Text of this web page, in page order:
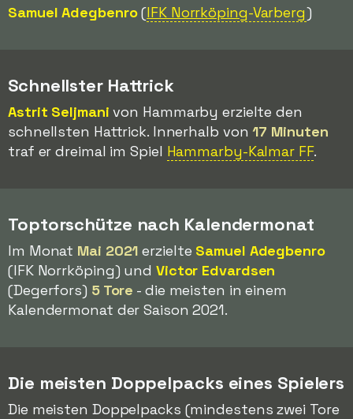
Samuel Adegbenro(IFK Norrköping-Varberg)
Schnellster Hattrick
Astrit Seljmani von Hammarby erzielte den
schnellsten Hattrick. Innerhalb von17 Minuten
traf er dreimal im Spiel Hammarby-Kalmar FF.
Toptorschütze nach Kalendermonat
Im Monat Mai 2021 erzielte Samuel Adegbenro
(IFK Norrköping) und Victor Edvardsen
(Degerfors) 5 Tore - die meisten in einem
Kalendermonat der Saison 2021.
Die meisten Doppelpacks eines Spielers
Die meisten Doppelpacks (mindestens zwei Tore